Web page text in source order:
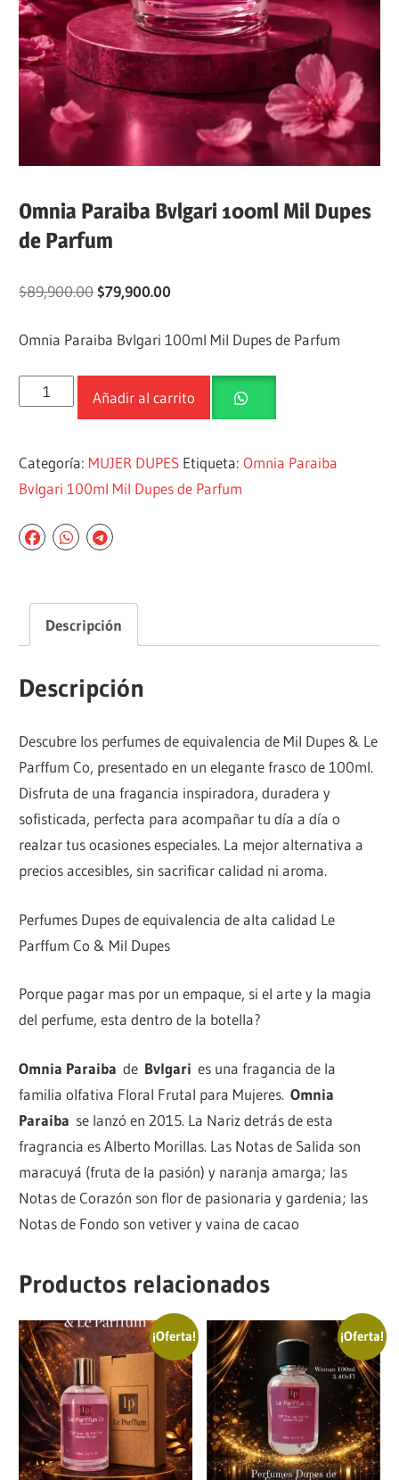
Omnia Paraiba Bvlgari 100ml Mil Dupes
de Parfum
$89,900.00$79,900.00
Omnia Paraiba Bvlgari 100ml Mil Dupes de Parfum
Añadir al carrito
Categoría: MUJER DUPES Etiqueta:Omnia Paraiba
Bvlgari 100ml Mil Dupes de Parfum
Descripción
Descripción
Descubre los perfumes de equivalencia de Mil Dupes & Le
Parffum Co, presentado en un elegante frasco de 100ml.
Disfruta de una fragancia inspiradora, duradera y
sofisticada, perfecta para acompañar tu día a día o
realzar tus ocasiones especiales. La mejor alternativa a
precios accesibles, sin sacrificar calidad ni aroma.
Perfumes Dupes de equivalencia de alta calidad Le
Parffum Co & Mil Dupes
Porque pagar mas por un empaque, si el arte y la magia
del perfume, esta dentro de la botella?
Omnia Paraiba de Bvlgari es una fragancia de la
familia olfativa Floral Frutal para Mujeres.Omnia
Paraiba se lanzó en 2015. La Nariz detrás de esta
fragrancia es Alberto Morillas. Las Notas de Salida son
maracuyá (fruta de la pasión) y naranja amarga; las
Notas de Corazón son flor de pasionaria y gardenia; las
Notas de Fondo son vetiver y vaina de cacao
Productos relacionados
¡Oferta! ¡Oferta!